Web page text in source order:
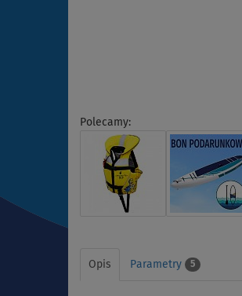
Polecamy:
Opis Parametry 5